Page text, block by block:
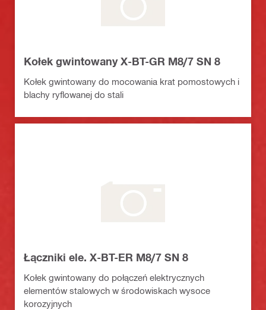
Kołek gwintowany X-BT-GR M8/7 SN 8
Kołek gwintowany do mocowania krat pomostowych i
blachy ryflowanej do stali
Łączniki ele. X-BT-ER M8/7 SN 8
Kołek gwintowany do połączeń elektrycznych
elementów stalowych w środowiskach wysoce
korozyjnych